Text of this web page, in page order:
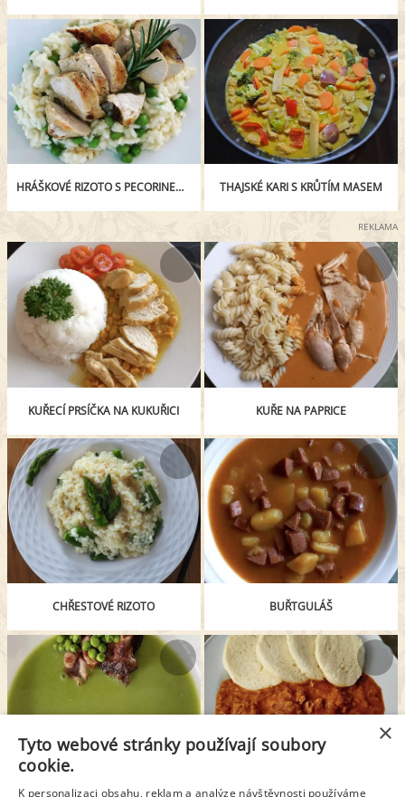
HRÁŠKOVÉ RIZOTO S PECORINEM A KUŘECÍM STEAKEM THAJSKÉ KARI S KRŮTÍM MASEM
REKLAMA
KUŘECÍ PRSÍČKA NA KUKUŘICI KUŘE NA PAPRICE
CHŘESTOVÉ RIZOTO BUŘTGULÁŠ
×
Tyto webové stránky používají soubory
cookie.
K personalizaci obsahu, reklam a analýze návštěvnosti používáme